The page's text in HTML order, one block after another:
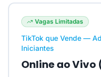
Vagas Limitadas
TikTok que Vende —
Iniciantes
Online ao Vivo